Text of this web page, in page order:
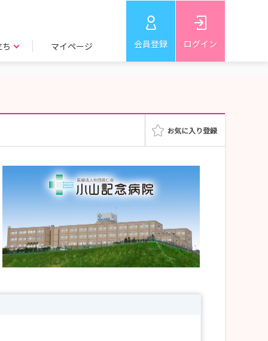
マイページ 会員登録 ログイン